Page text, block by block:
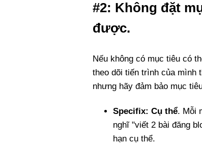
#2: Không đặt
được.
Nếu không có mục tiêu có
theo dõi tiến trình của mình
nhưng hãy đảm bảo mục
Specifix: Cụ thể. Mỗi
nghĩ "viết 2 bài đăng
hạn cụ thể.